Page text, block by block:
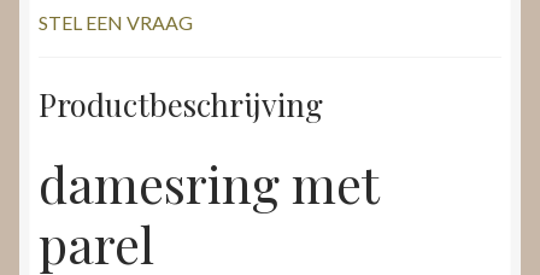
STEL EEN VRAAG
Productbeschrijving
damesring met
parel